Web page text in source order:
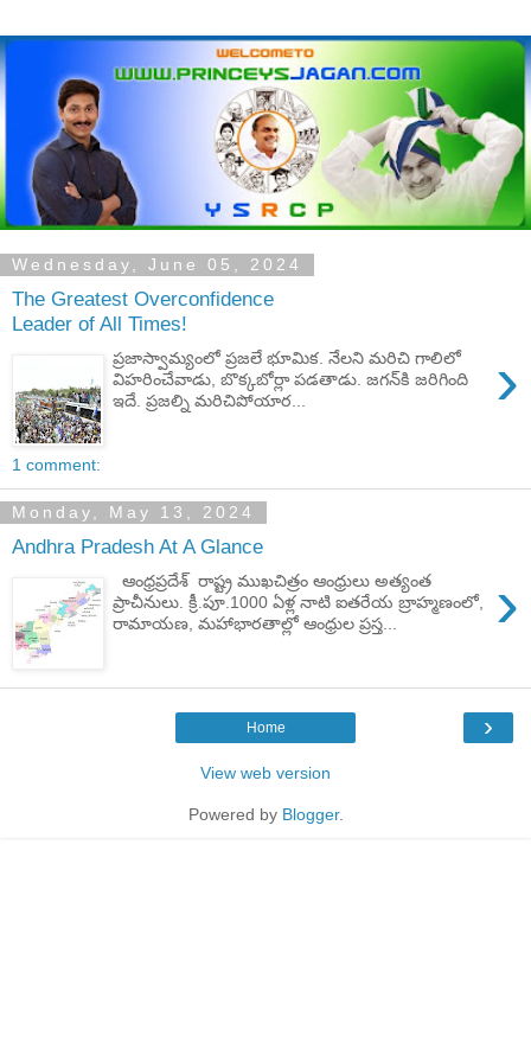
Wednesday, June 05, 2024
The Greatest Overconfidence
Leader of All Times!
›
ప్ర‌జాస్వామ్యంలో ప్ర‌జ‌లే భూమిక‌. నేల‌ని మ‌రిచి గాలిలో
విహ‌రించేవాడు, బొక్క‌బోర్లా ప‌డ‌తాడు. జ‌గ‌న్‌కి జ‌రిగింది
ఇదే. ప్ర‌జ‌ల్ని మ‌రిచిపోయార...
1 comment:
Monday, May 13, 2024
Andhra Pradesh At A Glance
›
ఆంధ్రప్రదేశ్‌ రాష్ట్ర ముఖచిత్రం ఆంధ్రులు అత్యంత
ప్రాచీనులు. క్రీ.పూ.1000 ఏళ్ల నాటి ఐతరేయ బ్రాహ్మణంలో,
రామాయణ, మహాభారతాల్లో ఆంధ్రుల ప్రస్త...
›
Home
View web version
Powered by Blogger.